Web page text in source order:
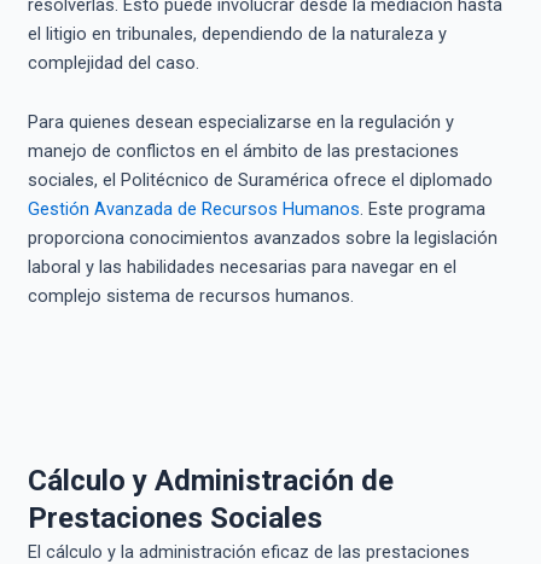
resolverlas. Esto puede involucrar desde la mediación hasta
el litigio en tribunales, dependiendo de la naturaleza y
complejidad del caso.
Para quienes desean especializarse en la regulación y
manejo de conflictos en el ámbito de las prestaciones
sociales, el Politécnico de Suramérica ofrece el diplomado
Gestión Avanzada de Recursos Humanos. Este programa
proporciona conocimientos avanzados sobre la legislación
laboral y las habilidades necesarias para navegar en el
complejo sistema de recursos humanos.
Cálculo y Administración de
Prestaciones Sociales
El cálculo y la administración eficaz de las prestaciones